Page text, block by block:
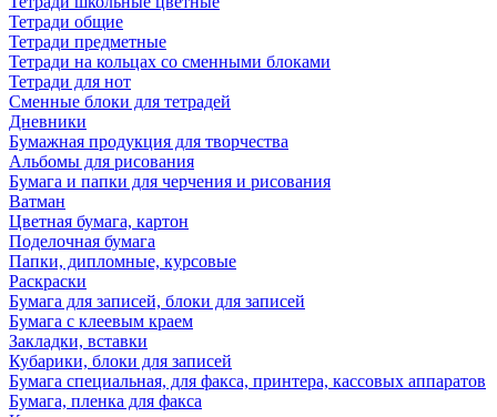
Тетради общие
Тетради предметные
Тетради на кольцах со сменными блоками
Тетради для нот
Сменные блоки для тетрадей
Дневники
Бумажная продукция для творчества
Альбомы для рисования
Бумага и папки для черчения и рисования
Ватман
Цветная бумага, картон
Поделочная бумага
Папки, дипломные, курсовые
Раскраски
Бумага для записей, блоки для записей
Бумага с клеевым краем
Закладки, вставки
Кубарики, блоки для записей
Бумага специальная, для факса, принтера, кассовых аппаратов
Бумага, пленка для факса